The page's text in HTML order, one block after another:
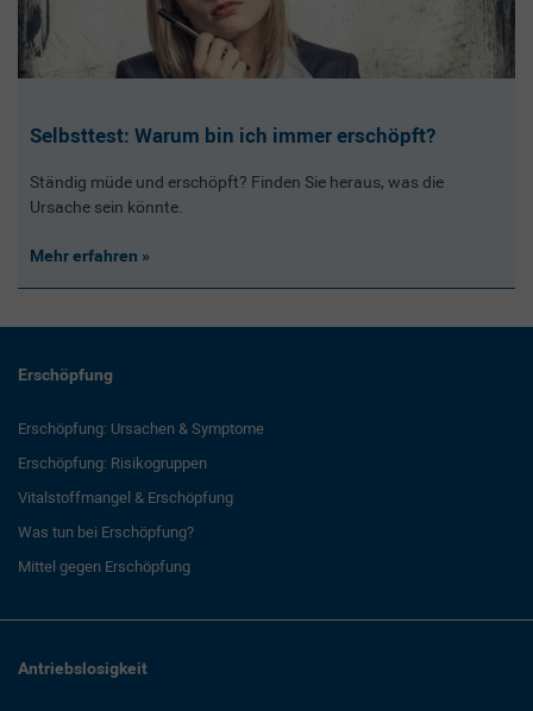
Selbsttest: Warum bin ich immer erschöpft?
Ständig müde und erschöpft? Finden Sie heraus, was die
Ursache sein könnte.
Mehr erfahren
Erschöpfung
Erschöpfung: Ursachen & Symptome
Erschöpfung: Risikogruppen
Vitalstoffmangel & Erschöpfung
Was tun bei Erschöpfung?
Mittel gegen Erschöpfung
Antriebslosigkeit